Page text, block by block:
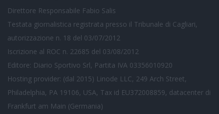
Direttore Responsabile Fabio Salis
Testata giornalistica registrata presso il Tribunale di Cagliari,
autorizzazione n. 18 del 03/07/2012
Iscrizione al ROC n. 22685 del 03/08/2012
Editore: Diario Sportivo Srl, Partita IVA 03356010920
Hosting provider: (dal 2015) Linode LLC, 249 Arch Street,
Philadelphia, PA 19106, USA, Tax id EU372008859, datacenter di
Frankfurt am Main (Germania)